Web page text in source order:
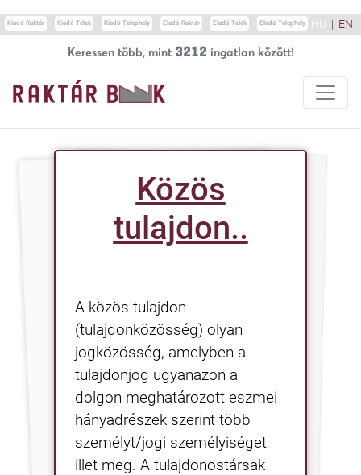
Kiadó Raktár Kiadó Telek Kiadó Telephely Eladó Raktár Eladó Telek Eladó Telephely HU | EN
Keressen több, mint 3212 ingatlan között!
Közös
tulajdon..
A közös tulajdon
(tulajdonközösség) olyan
jogközösség, amelyben a
tulajdonjog ugyanazon a
dolgon meghatározott eszmei
hányadrészek szerint több
személyt/jogi személyiséget
illet meg. A tulajdonostársak